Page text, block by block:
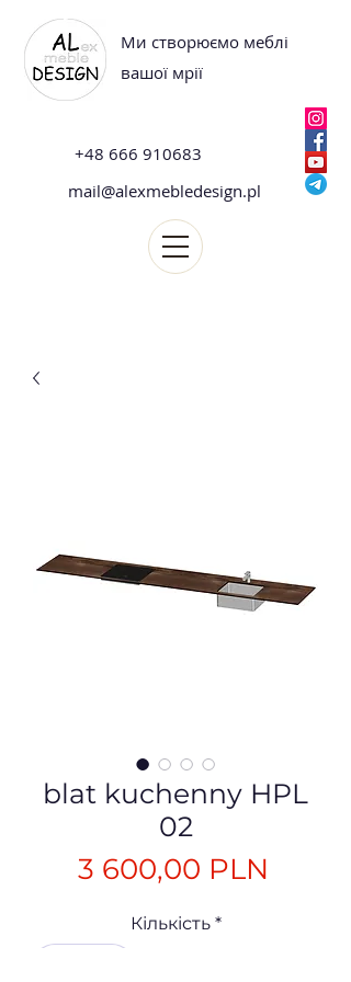
Ми створюємо меблі
вашої мрії
+48 666 910683
mail@alexmebledesign.pl
blat kuchenny HPL
02
3 600,00 PLN
Кількість *